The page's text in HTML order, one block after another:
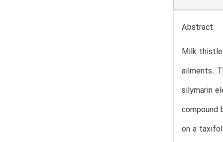
Abstract
Milk
ailments.
silymarin
compound
on a